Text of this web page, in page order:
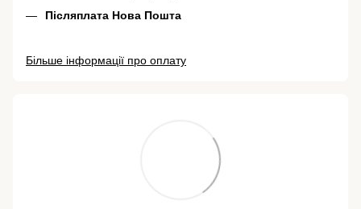
Післяплата Нова Пошта
Більше інформації про оплату